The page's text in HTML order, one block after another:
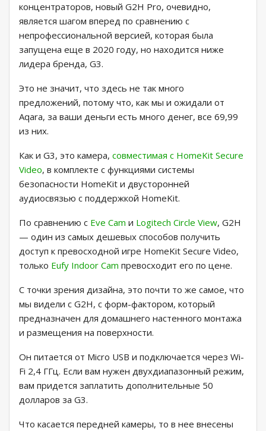
концентраторов, новый G2H Pro, очевидно,
является шагом вперед по сравнению с
непрофессиональной версией, которая была
запущена еще в 2020 году, но находится ниже
лидера бренда, G3.
Это не значит, что здесь не так много
предложений, потому что, как мы и ожидали от
Aqara, за ваши деньги есть много денег, все 69,99
из них.
Как и G3, это камера, совместимая с HomeKit Secure
Video, в комплекте с функциями системы
безопасности HomeKit и двусторонней
аудиосвязью с поддержкой HomeKit.
По сравнению с Eve Cam и Logitech Circle View, G2H
— один из самых дешевых способов получить
доступ к превосходной игре HomeKit Secure Video,
только Eufy Indoor Cam превосходит его по цене.
С точки зрения дизайна, это почти то же самое, что
мы видели с G2H, с форм-фактором, который
предназначен для домашнего настенного монтажа
и размещения на поверхности.
Он питается от Micro USB и подключается через Wi-
Fi 2,4 ГГц. Если вам нужен двухдиапазонный режим,
вам придется заплатить дополнительные 50
долларов за G3.
Что касается передней камеры, то в нее внесены